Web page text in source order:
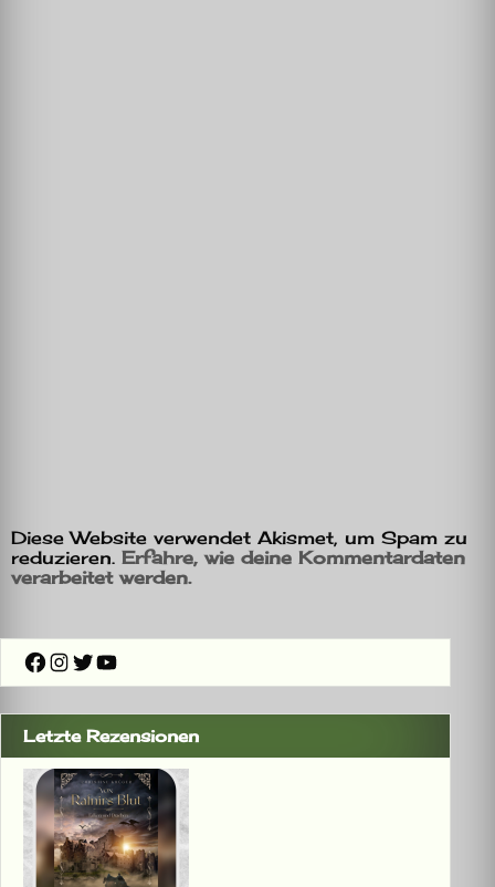
Diese Website verwendet Akismet, um Spam zu
reduzieren. Erfahre, wie deine Kommentardaten
verarbeitet werden.
Facebook
Instagram
Twitter
YouTube
Letzte Rezensionen